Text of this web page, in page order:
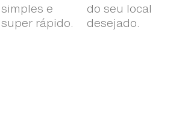
simples e
super rápido.
do seu local
desejado.